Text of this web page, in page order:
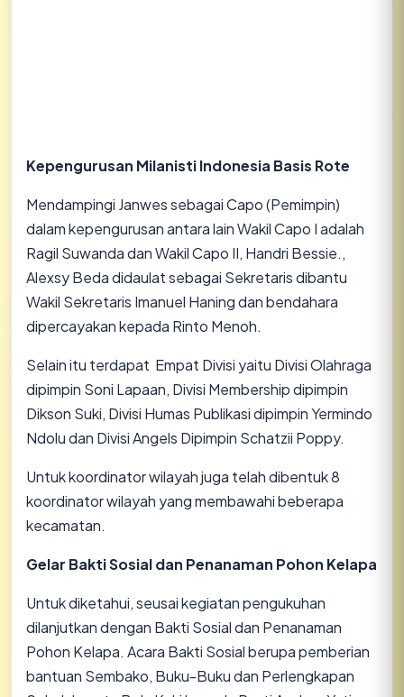
Kepengurusan Milanisti Indonesia Basis Rote
Mendampingi Janwes sebagai Capo (Pemimpin)
dalam kepengurusan antara lain Wakil Capo I adalah
Ragil Suwanda dan Wakil Capo II, Handri Bessie.,
Alexsy Beda didaulat sebagai Sekretaris dibantu
Wakil Sekretaris Imanuel Haning dan bendahara
dipercayakan kepada Rinto Menoh.
Selain itu terdapat Empat Divisi yaitu Divisi Olahraga
dipimpin Soni Lapaan, Divisi Membership dipimpin
Dikson Suki, Divisi Humas Publikasi dipimpin Yermindo
Ndolu dan Divisi Angels Dipimpin Schatzii Poppy.
Untuk koordinator wilayah juga telah dibentuk 8
koordinator wilayah yang membawahi beberapa
kecamatan.
Gelar Bakti Sosial dan Penanaman Pohon Kelapa
Untuk diketahui, seusai kegiatan pengukuhan
dilanjutkan dengan Bakti Sosial dan Penanaman
Pohon Kelapa. Acara Bakti Sosial berupa pemberian
bantuan Sembako, Buku-Buku dan Perlengkapan